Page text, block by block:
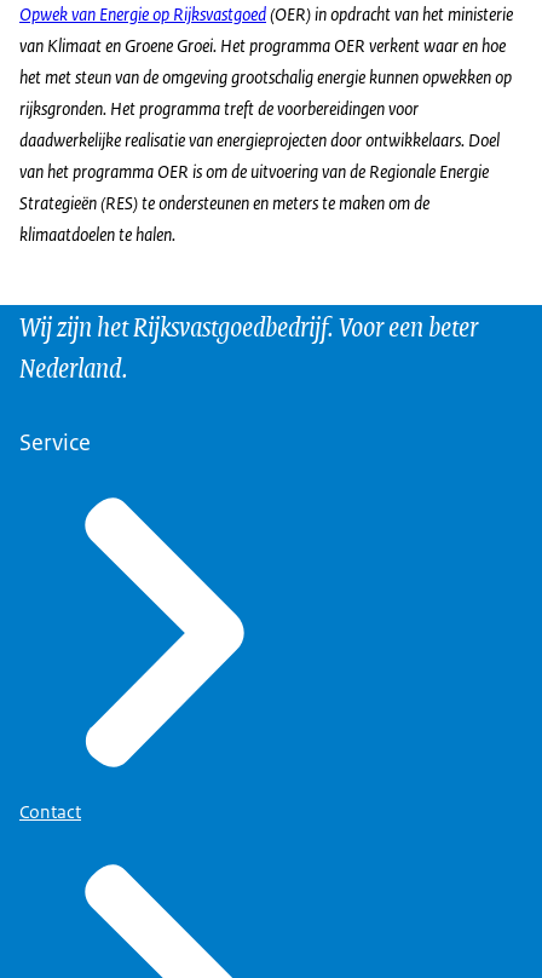
Opwek van Energie op Rijksvastgoed(OER) in opdracht van het ministerie
van Klimaat en Groene Groei. Het programma OER verkent waar en hoe
het met steun van de omgeving grootschalig energie kunnen opwekken op
rijksgronden. Het programma treft de voorbereidingen voor
daadwerkelijke realisatie van energieprojecten door ontwikkelaars. Doel
van het programma OER is om de uitvoering van de Regionale Energie
Strategieën (RES) te ondersteunen en meters te maken om de
klimaatdoelen te halen.
Wij zijn het Rijksvastgoedbedrijf. Voor een beter
Nederland.
Service
Contact